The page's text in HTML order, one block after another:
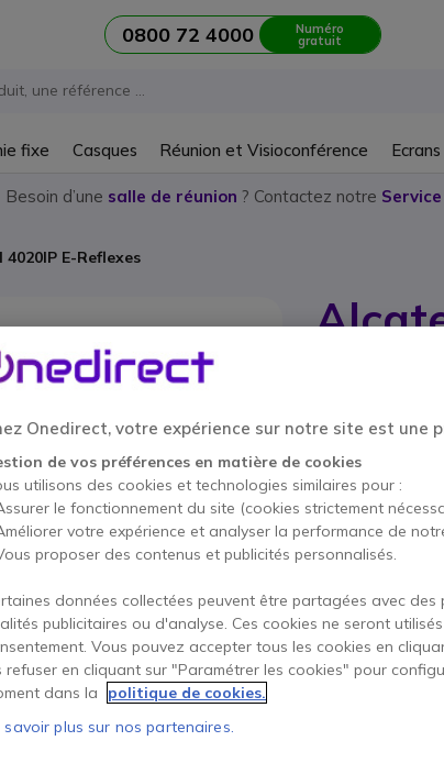
0800 72 4000 Numéro
gratuit
fixe Casques Réunion et Visioconférence
Besoin d’une salle de réunion ? Contactez notre
E-Reflexes
Réf. produit:
Pour mieux
Onedirect, votre expérience sur notre site est une
de vos préférences en matière de cookies
utilisons des cookies et technologies similaires pour :
le fonctionnement du site (cookies strictement
votre expérience et analyser la performance de
proposer des contenus et publicités personnalisés.
données collectées peuvent être partagées avec des
publicitaires ou d'analyse. Ces cookies ne seront
Vous pouvez accepter tous les cookies en
refuser en cliquant sur "Paramétrer les cookies" pour
dans la
politique de cookies.
savoir plus sur nos partenaires.